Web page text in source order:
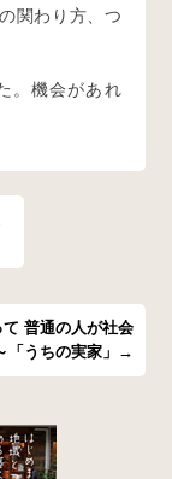
関わり方、つ
。機会があれ
普通の人が社会
「うちの実家」→